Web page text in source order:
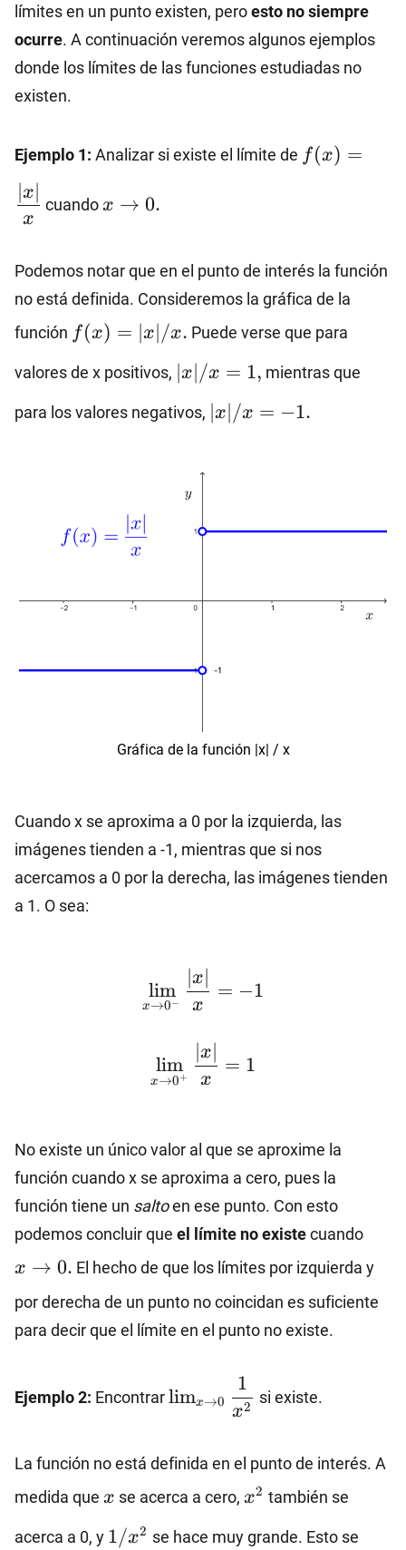
límites en un punto existen, peroesto no siempre
ocurre. A continuación veremos algunos ejemplos
donde los límites de las funciones estudiadas no
existen.
Ejemplo 1: Analizar si existe el límite de
{x}
f(x) =
x
∣x∣
cuando0.
x → 0.
Podemos notar que en el punto de interés la función
no está definida. Consideremos la gráfica de la
función f(x)=|x|/x.
f(x) = ∣x ∣/x. Puede verse que para
valores de x positivos, |x|/x=1,
x ∣/x = 1, mientras que
para los valores negativos, |x|/x=-1.
x ∣/x = −1.
Gráfica de la función |x| / x
Cuando x se aproxima a 0 por la izquierda, las
imágenes tienden a -1, mientras que si nos
acercamos a 0 por la derecha, las imágenes tienden
a 1. O sea:
\lim_{x\to 0^-
x→0−
lim
x
∣x
= −1
\lim_{x\to
x→0+
lim
x
x
= 1
No existe un único valor al que se aproxime la
función cuando x se aproxima a cero, pues la
función tiene un saltoen ese punto. Con esto
podemos concluir que el límite no existecuando
x → 0. El hecho de que los límites por izquierda y
por derecha de un punto no coincidan es suficiente
para decir que el límite en el punto no existe.
Ejemplo 2: Encontrar
\lim_{x\to
0}
{x^2}
limx→0
x2
1
si existe.
La función no está definida en el punto de interés. A
medida que x
x se acerca a cero, x^2
x2 también se
acerca a 0, y 1/x^2
1/x2 se hace muy grande. Esto se